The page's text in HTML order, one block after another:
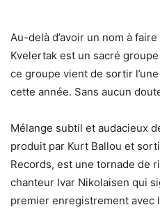
Au-delà d’avoir un nom à
Kvelertak est un sacré
ce groupe vient de sortir
cette année. Sans aucun
Mélange subtil et audacieux
produit par Kurt Ballou et
Records, est une tornade de
chanteur Ivar Nikolaisen qui
premier enregistrement avec